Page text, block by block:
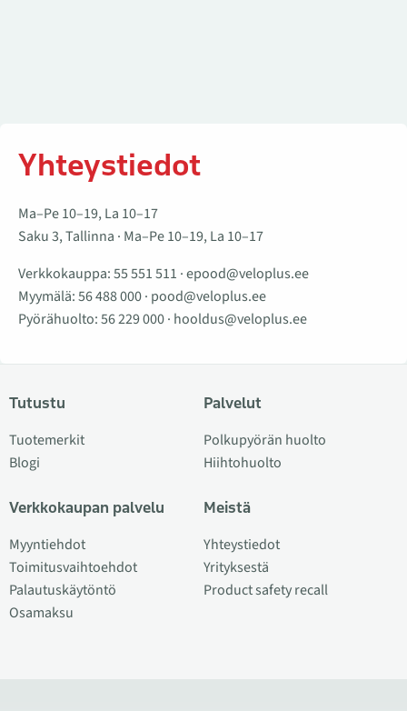
Yhteystiedot
Ma–Pe 10–19, La 10–17
Saku 3, Tallinna · Ma–Pe 10–19, La 10–17
Verkkokauppa:55 551 511 ·epood@veloplus.ee
Myymälä:56 488 000· pood@veloplus.ee
Pyörähuolto:56 229 000· hooldus@veloplus.ee
Tutustu
Tuotemerkit
Blogi
Verkkokaupan palvelu
Myyntiehdot
Toimitusvaihtoehdot
Palautuskäytöntö
Osamaksu
Palvelut
Polkupyörän huolto
Hiihtohuolto
Meistä
Yhteystiedot
Yrityksestä
Product safety recall